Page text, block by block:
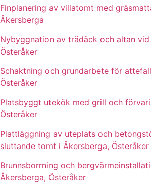
Finplanering av villatomt med
Åkersberga
Nybyggnation av trädäck och altan
Österåker
Schaktning och grundarbete för
Österåker
Platsbyggt utekök med grill och
Österåker
Plattläggning av uteplats och
sluttande tomt i Åkersberga, Österåker
Brunnsborrning och
Åkersberga, Österåker